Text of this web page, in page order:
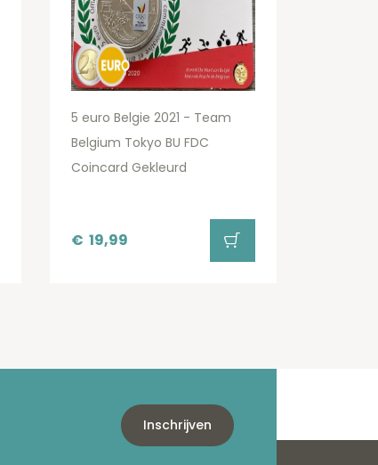
5 euro Belgie 2021 - Team
Belgium Tokyo BU FDC
Coincard Gekleurd
€ 19,99
Inschrijven